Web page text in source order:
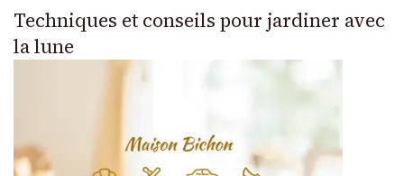
Techniques et conseils pour jardiner avec
la lune